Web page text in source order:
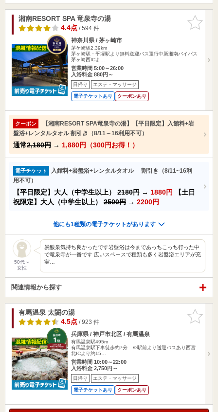
お気に入
りに追加
湘南RESORT SPA 竜泉寺の湯
4.4点 / 594 件
神奈川県 / 茅ヶ崎市
茅ケ崎駅2.39km
茅ヶ崎駅・平塚駅より無料送迎バス運行中新湘南バイパス
茅ヶ崎西ICよ…
営業時間 5:00～26:00
入浴料金 880円～
日帰り エステ・マッサージ
電子チケットあり クーポンあり
クーポン
【湘南RESORT SPA竜泉寺の湯】【平日限定】入館料+岩
盤浴+レンタルタオル 割引き（8/11～16利用不可）
通常2,180円 → 1,880円（300円お得！）
電子チケット
入館料+岩盤浴+レンタルタオル 割引き（8/11~16利
用不可）
【平日限定】大人（中学生以上） 2180円 → 1880円
【土日
祝限定】大人（中学生以上） 2500円 → 2200円
他にも1種類の電子チケットがあります
50代～
女性
炭酸泉気持ち良かったです岩盤浴は今まであっちこっち行った中
で竜泉寺が一番です 広いスペースで種類も多く岩盤浴エリアが充
実…
関連情報から探す
お気に入
りに追加
有馬温泉 太閤の湯
4.5点 / 923 件
兵庫県 / 神戸市北区 / 有馬温泉
有馬温泉駅495m
有馬温泉駅下車徒歩約7分 ※駅前より送迎バスあり西宮
北ICより約15…
営業時間 10:00～22:00
入浴料金 2,750円～
日帰り エステ・マッサージ
電子チケットあり クーポンあり